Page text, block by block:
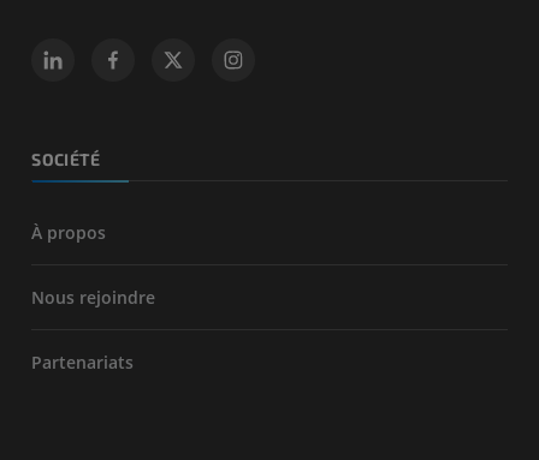
SOCIÉTÉ
À propos
Nous rejoindre
Partenariats